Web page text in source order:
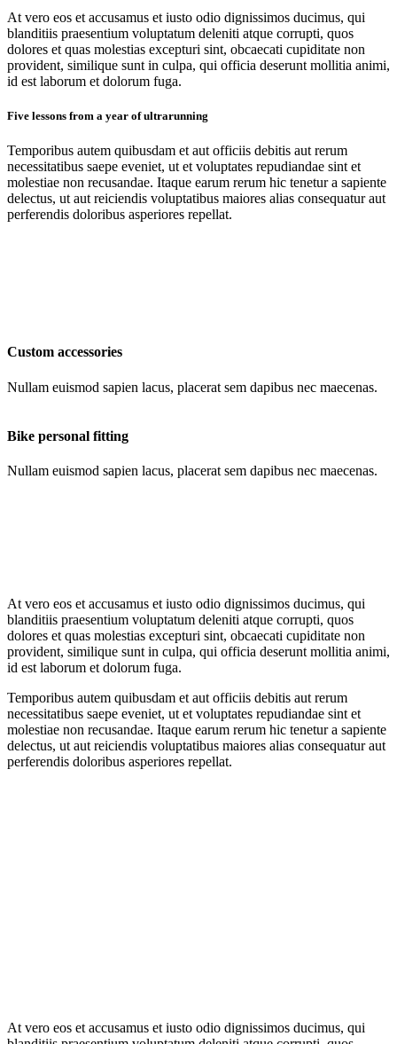
At vero eos et accusamus et iusto odio dignissimos ducimus, qui
blanditiis praesentium voluptatum deleniti atque corrupti, quos
dolores et quas molestias excepturi sint, obcaecati cupiditate non
provident, similique sunt in culpa, qui officia deserunt mollitia animi,
id est laborum et dolorum fuga.
Five lessons from a year of ultrarunning
Temporibus autem quibusdam et aut officiis debitis aut rerum
necessitatibus saepe eveniet, ut et voluptates repudiandae sint et
molestiae non recusandae. Itaque earum rerum hic tenetur a sapiente
delectus, ut aut reiciendis voluptatibus maiores alias consequatur aut
perferendis doloribus asperiores repellat.
Custom accessories
Nullam euismod sapien lacus, placerat sem dapibus nec maecenas.
Bike personal fitting
Nullam euismod sapien lacus, placerat sem dapibus nec maecenas.
At vero eos et accusamus et iusto odio dignissimos ducimus, qui
blanditiis praesentium voluptatum deleniti atque corrupti, quos
dolores et quas molestias excepturi sint, obcaecati cupiditate non
provident, similique sunt in culpa, qui officia deserunt mollitia animi,
id est laborum et dolorum fuga.
Temporibus autem quibusdam et aut officiis debitis aut rerum
necessitatibus saepe eveniet, ut et voluptates repudiandae sint et
molestiae non recusandae. Itaque earum rerum hic tenetur a sapiente
delectus, ut aut reiciendis voluptatibus maiores alias consequatur aut
perferendis doloribus asperiores repellat.
At vero eos et accusamus et iusto odio dignissimos ducimus, qui